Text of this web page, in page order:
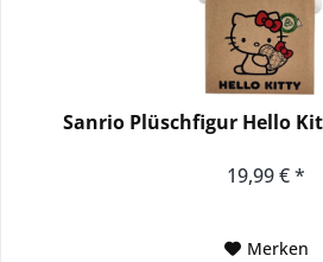
Sanrio Plüschfigur Hello
19,99 € *
Merken